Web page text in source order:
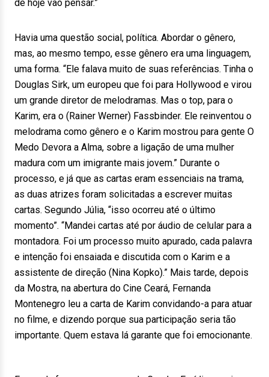
de hoje vão pensar.”
Havia uma questão social, política. Abordar o gênero,
mas, ao mesmo tempo, esse gênero era uma linguagem,
uma forma. “Ele falava muito de suas referências. Tinha o
Douglas Sirk, um europeu que foi para Hollywood e virou
um grande diretor de melodramas. Mas o top, para o
Karim, era o (Rainer Werner) Fassbinder. Ele reinventou o
melodrama como gênero e o Karim mostrou para gente O
Medo Devora a Alma, sobre a ligação de uma mulher
madura com um imigrante mais jovem.” Durante o
processo, e já que as cartas eram essenciais na trama,
as duas atrizes foram solicitadas a escrever muitas
cartas. Segundo Júlia, “isso ocorreu até o último
momento”. “Mandei cartas até por áudio de celular para a
montadora. Foi um processo muito apurado, cada palavra
e intenção foi ensaiada e discutida com o Karim e a
assistente de direção (Nina Kopko).” Mais tarde, depois
da Mostra, na abertura do Cine Ceará, Fernanda
Montenegro leu a carta de Karim convidando-a para atuar
no filme, e dizendo porque sua participação seria tão
importante. Quem estava lá garante que foi emocionante.